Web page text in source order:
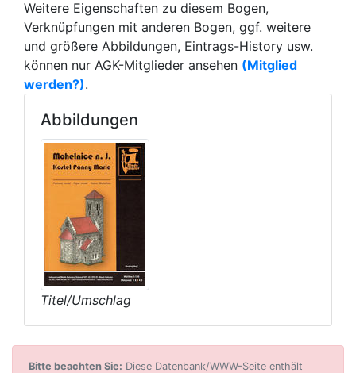
Weitere Eigenschaften zu diesem Bogen,
Verknüpfungen mit anderen Bogen, ggf. weitere
und größere Abbildungen, Eintrags-History usw.
können nur AGK-Mitglieder ansehen (Mitglied
werden?).
Abbildungen
Titel/Umschlag
Bitte beachten Sie: Diese Datenbank/WWW-Seite enthält